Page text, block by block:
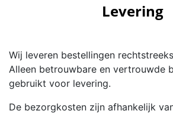
Levering
Wij leveren bestellingen
Alleen betrouwbare en vertrouwde
gebruikt voor levering.
De bezorgkosten zijn afhankelijk